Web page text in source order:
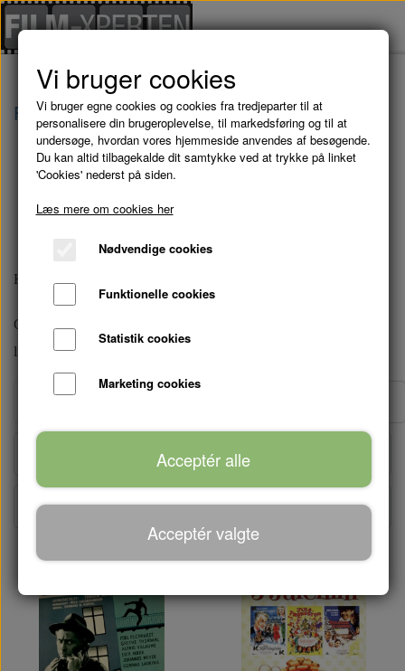
Forside Danske Film
Danske Film
Her finder du et stort udvalg af både gamle og nye danske film.
Gå på opdagelse nedenfor eller brug søgefunktionen til at finde
lige præcis det, du leder efter.
Forrige side
Vi bruger cookies
Vi bruger egne cookies og cookies fra tredjeparter til at
personalisere din brugeroplevelse, til markedsføring og til at
undersøge, hvordan vores hjemmeside anvendes af besøgende.
Du kan altid tilbagekalde dit samtykke ved at trykke på linket
'Cookies' nederst på siden.
Læs mere om cookies her
Nødvendige cookies
Funktionelle cookies
Statistik cookies
Marketing cookies
Acceptér alle
Acceptér valgte